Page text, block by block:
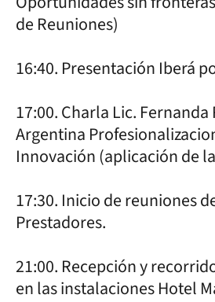
de Reuniones)
16:40. Presentación Iberá
17:00. Charla Lic. Fernanda
Argentina
Innovación (aplicación de
17:30. Inicio de reuniones
Prestadores.
21:00. Recepción y
en las instalaciones Hotel